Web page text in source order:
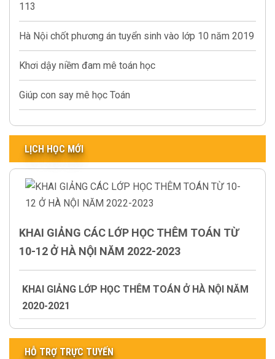
113
Hà Nội chốt phương án tuyển sinh vào lớp 10 năm 2019
Khơi dậy niềm đam mê toán học
Giúp con say mê học Toán
LỊCH HỌC MỚI
KHAI GIẢNG CÁC LỚP HỌC THÊM TOÁN TỪ
10-12 Ở HÀ NỘI NĂM 2022-2023
KHAI GIẢNG LỚP HỌC THÊM TOÁN Ở HÀ NỘI NĂM
2020-2021
HỖ TRỢ TRỰC TUYẾN